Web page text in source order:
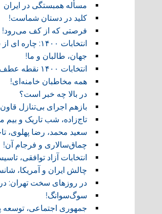
مسأله همبستگی در ایران
کلید در دستان شماست!‏
فرصتی که از کف می‌رود!
انتخابات ۱۴۰۰: چاره ای از سر ناچاری!
جهان، طالبان و ما!
انتخابات ۱۴۰۰ نقطه عطف!‏
همه مخاطبان خامنه‌ای!
در بالا چه خبر است؟‎ ‎
بازهم اجرای بی‌تنازل
تاج‌زاده، شب تاریک و بیم
سعید محمد، رضا پهلوی،
چماق‌سالاری و فرجام آن!‏
انتخابات آزاد توافقی،
چالش ایران و آمریکا،
در روز‌های سخت تهران:
سوگ‌‌سوانگ!‏
جمهوری اجتماعی، توسعه